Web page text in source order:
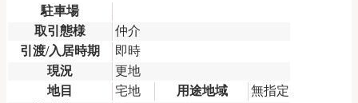
駐車場
取引態様
仲介
引渡/入居時期
即時
現況
更地
地目
宅地 用途地域
無指定